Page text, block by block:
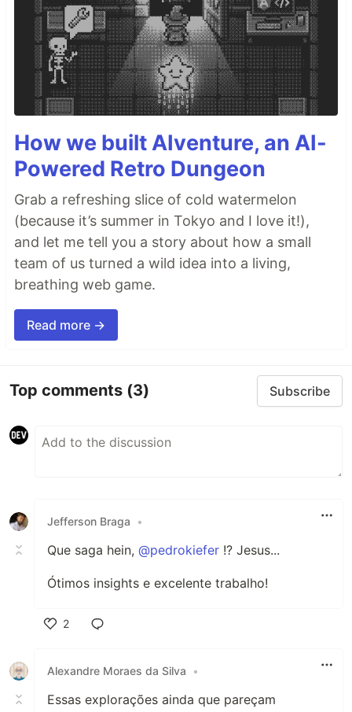
How we built AIventure, an AI-
Powered Retro Dungeon
Grab a refreshing slice of cold watermelon
(because it’s summer in Tokyo and I love it!),
and let me tell you a story about how a small
team of us turned a wild idea into a living,
breathing web game.
Read more →
Top comments (3) Subscribe
Jefferson Braga •
Que saga hein, @pedrokiefer !? Jesus...
Ótimos insights e excelente trabalho!
2
Alexandre Moraes da Silva
•
Essas explorações ainda que pareçam